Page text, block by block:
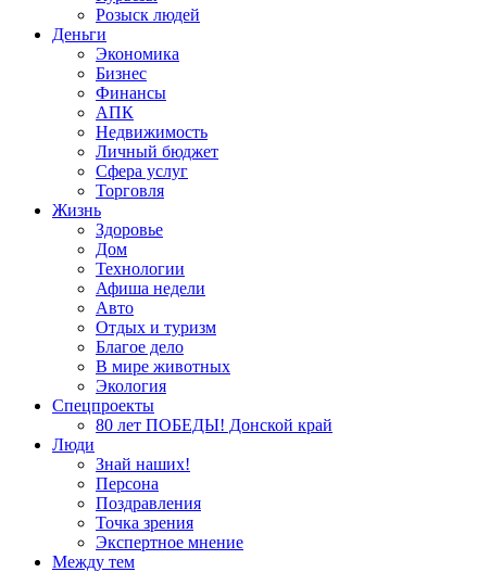
Розыск людей
Деньги
Экономика
Бизнес
Финансы
АПК
Недвижимость
Личный бюджет
Сфера услуг
Торговля
Жизнь
Здоровье
Дом
Технологии
Афиша недели
Авто
Отдых и туризм
Благое дело
В мире животных
Экология
Спецпроекты
80 лет ПОБЕДЫ! Донской край
Люди
Знай наших!
Персона
Поздравления
Точка зрения
Экспертное мнение
Между тем